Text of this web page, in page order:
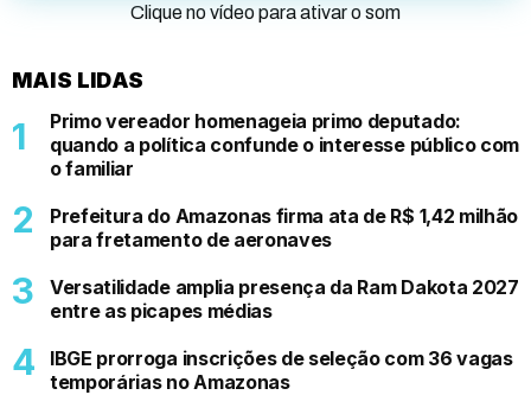
Clique no vídeo para ativar o som
MAIS LIDAS
Primo vereador homenageia primo deputado:
quando a política confunde o interesse público com
o familiar
Prefeitura do Amazonas firma ata de R$ 1,42 milhão
para fretamento de aeronaves
Versatilidade amplia presença da Ram Dakota 2027
entre as picapes médias
IBGE prorroga inscrições de seleção com 36 vagas
temporárias no Amazonas